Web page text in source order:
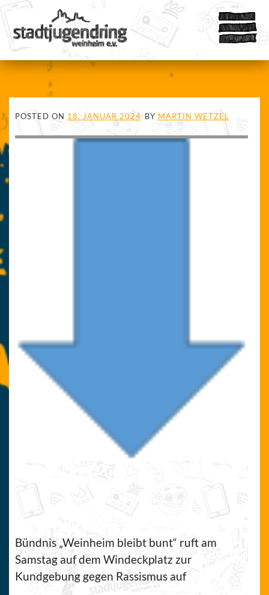
POSTED ON 18. JANUAR 2024 BY MARTIN WETZEL
Bündnis „Weinheim bleibt bunt“ ruft am
Samstag auf dem Windeckplatz zur
Kundgebung gegen Rassismus auf